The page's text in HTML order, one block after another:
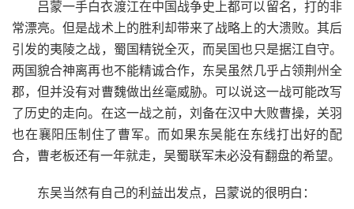
吕蒙一手白衣渡江在中国战争史上都可以留名，打的非
常漂亮。但是战术上的胜利却带来了战略上的大溃败。其后
引发的夷陵之战，蜀国精锐全灭，而吴国也只是据江自守。
两国貌合神离再也不能精诚合作，东吴虽然几乎占领荆州全
郡，但并没有对曹魏做出丝毫威胁。可以说这一战可能改写
了历史的走向。在这一战之前，刘备在汉中大败曹操，关羽
也在襄阳压制住了曹军。而如果东吴能在东线打出好的配
合，曹老板还有一年就走，吴蜀联军未必没有翻盘的希望。
东吴当然有自己的利益出发点，吕蒙说的很明白：